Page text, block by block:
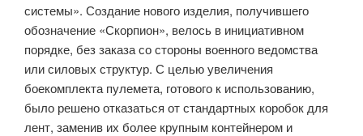
системы». Создание нового изделия, получившего
обозначение «Скорпион», велось в инициативном
порядке, без заказа со стороны военного ведомства
или силовых структур. С целью увеличения
боекомплекта пулемета, готового к использованию,
было решено отказаться от стандартных коробок для
лент, заменив их более крупным контейнером и